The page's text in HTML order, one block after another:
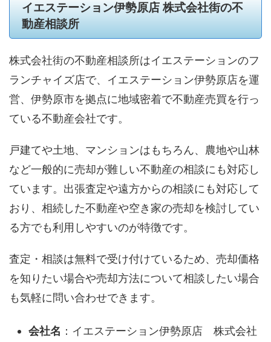
イエステーション伊勢原店 株式会社街の不
動産相談所
株式会社街の不動産相談所はイエステーションのフ
ランチャイズ店で、イエステーション伊勢原店を運
営、伊勢原市を拠点に地域密着で不動産売買を行っ
ている不動産会社です。
戸建てや土地、マンションはもちろん、農地や山林
など一般的に売却が難しい不動産の相談にも対応し
ています。出張査定や遠方からの相談にも対応して
おり、相続した不動産や空き家の売却を検討してい
る方でも利用しやすいのが特徴です。
査定・相談は無料で受け付けているため、売却価格
を知りたい場合や売却方法について相談したい場合
も気軽に問い合わせできます。
会社名 ：イエステーション伊勢原店 株式会社